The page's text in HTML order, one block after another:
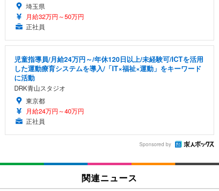
埼玉県
月給32万円～50万円
正社員
児童指導員/月給24万円～/年休120日以上/未経験可/ICTを活用
した運動療育システムを導入/「IT×福祉×運動」をキーワード
に活動
DRK青山スタジオ
東京都
月給24万円～40万円
正社員
Sponsored by
関連ニュース